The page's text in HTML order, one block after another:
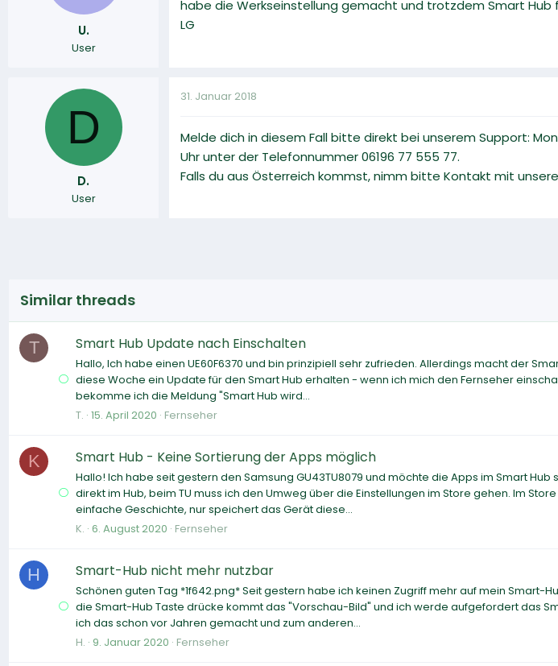
U.
User
habe die Werkseinstellung gemacht und trotzdem Smart Hub
LG
D
D.
User
31. Januar 2018
Melde dich in diesem Fall bitte direkt bei unserem Support:
Uhr unter der Telefonnummer 06196 77 555 77.
Falls du aus Österreich kommst, nimm bitte Kontakt mit
Similar threads
T Smart Hub Update nach Einschalten
Hallo, Ich habe einen UE60F6370 und bin prinzipiell sehr zufrieden. Allerdings macht der
diese Woche ein Update für den Smart Hub erhalten - wenn ich mich den Fernseher
bekomme ich die Meldung "Smart Hub wird...
T. 15. April 2020 Fernseher
K Smart Hub - Keine Sortierung der Apps möglich
Hallo! Ich habe seit gestern den Samsung GU43TU8079 und möchte die Apps im Smart Hub
direkt im Hub, beim TU muss ich den Umweg über die Einstellungen im Store gehen. Im
einfache Geschichte, nur speichert das Gerät diese...
K. 6. August 2020 Fernseher
H Smart-Hub nicht mehr nutzbar
Schönen guten Tag *1f642.png* Seit gestern habe ich keinen Zugriff mehr auf mein Smart-
die Smart-Hub Taste drücke kommt das "Vorschau-Bild" und ich werde aufgefordert das
ich das schon vor Jahren gemacht und zum anderen...
H. 9. Januar 2020 Fernseher